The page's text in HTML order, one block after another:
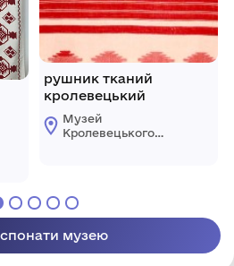
рушник тканий
кролевецький
Музей
Кролевецького
музею